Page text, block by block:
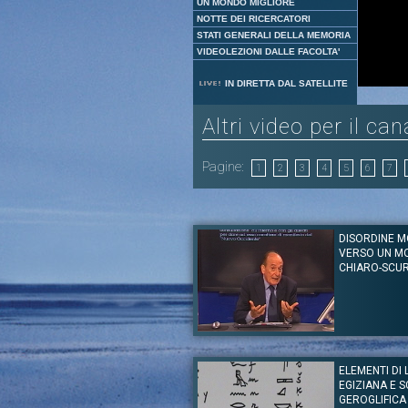
UN MONDO MIGLIORE
NOTTE DEI RICERCATORI
STATI GENERALI DELLA MEMORIA
VIDEOLEZIONI DALLE FACOLTA'
IN DIRETTA DAL SATELLITE
Altri video per il
Pagine: 1 2 3 4 5 6 7
DISORDINE
VERSO UN
CHIARO-
Autore:Prof. Antonio Badini
Canale:Lezioni Speciali
L’autore di "Disordine Mondiale. Putin,
Potere", un altro eccellente video sul
questioni come quella della crisi della
ELEMENTI DI
EGIZIANA E
GEROGLIFICA